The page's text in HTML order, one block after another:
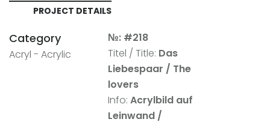
PROJECT DETAILS
Category
Acryl - Acrylic
№: #218
Titel / Title: Das
Liebespaar / The
lovers
Info:Acrylbild auf
Leinwand /